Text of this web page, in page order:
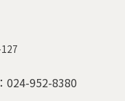
024-952-8380